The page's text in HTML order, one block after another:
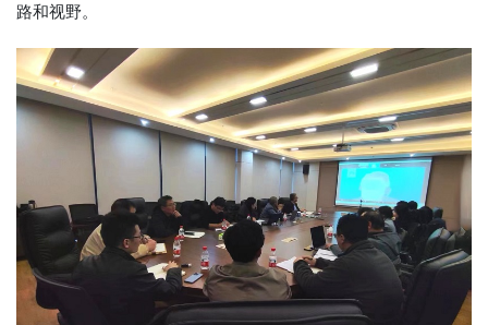
路和视野。